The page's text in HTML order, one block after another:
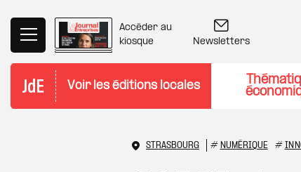
Accéder au
kiosque
Newsletters
Voir les éditions locales
STRASBOURG # NUMÉRIQUE #